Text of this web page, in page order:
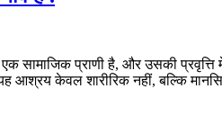
सामाजिक प्राणी है, और उसकी
आश्रय केवल शारीरिक नहीं, बल्कि